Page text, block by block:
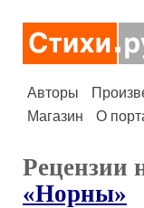
Авторы
Магазин
О
Рецензии
«Норны»